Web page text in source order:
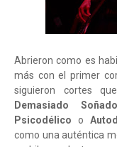
Abrieron como es
más con el primer
siguieron cortes
Demasiado
Psicodélico o
como una auténtica